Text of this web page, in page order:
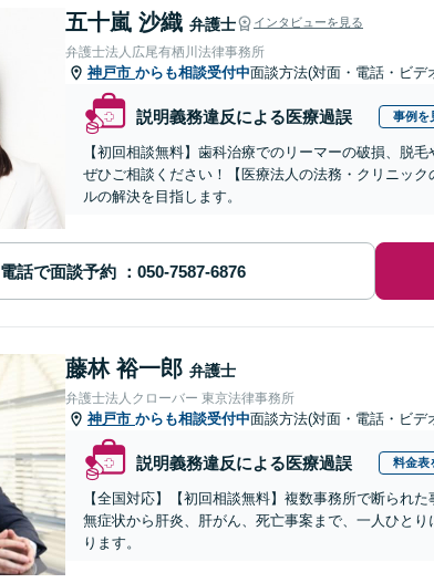
五十嵐 沙織 弁護士 インタビューを見る
弁護士法人広尾有栖川法律事務所
神戸市 からも相談受付中面談方法(対面・電話・ビデ
説明義務違反による医療過誤 事例を
【初回相談無料】歯科治療でのリーマーの破損、脱
ぜひご相談ください！【医療法人の法務・クリニッ
ルの解決を目指します。
電話で面談予約
藤林 裕一郎 弁護士
弁護士法人クローバー 東京法律事務所
神戸市 からも相談受付中面談方法(対面・電話・ビデ
説明義務違反による医療過誤 料金表
【全国対応】【初回相談無料】複数事務所で断られ
無症状から肝炎、肝がん、死亡事案まで、一人ひと
ります。